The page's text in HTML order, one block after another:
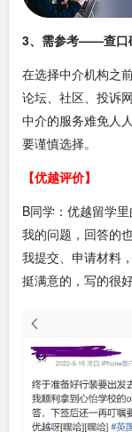
3、需参考——查口
在选择中介机构之
论坛、社区、投诉
中介的服务难免人
要谨慎选择。
【优越评价】
B同学：优越留学
我的问题，回答的
我提交、申请材料
挺满意的，写的很好